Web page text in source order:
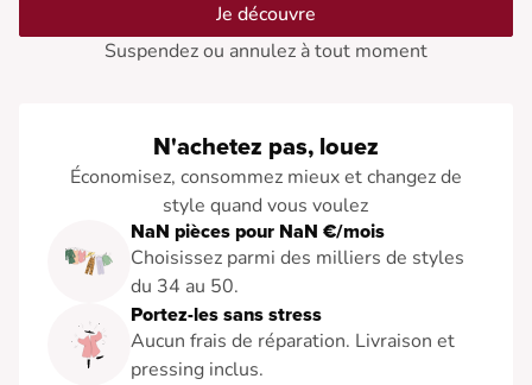
Je découvre
Suspendez ou annulez à tout moment
N'achetez pas, louez
Économisez, consommez mieux et changez de
style quand vous voulez
NaN pièces pour NaN €/mois
Choisissez parmi des milliers de styles
du 34 au 50.
Portez-les sans stress
Aucun frais de réparation. Livraison et
pressing inclus.